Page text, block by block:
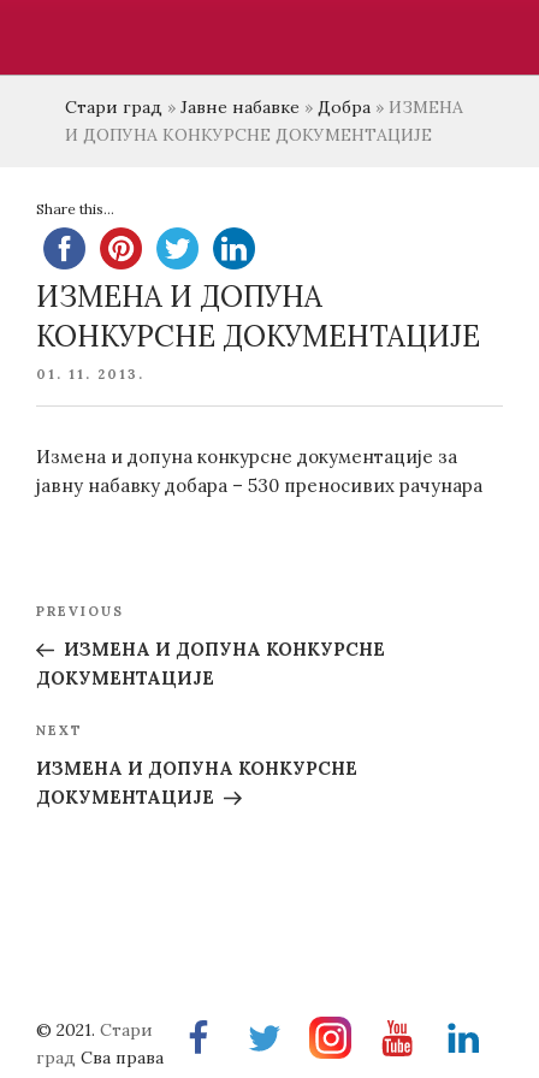
Стари град » Јавне набавке » Добра » ИЗМЕНА
И ДОПУНА КОНКУРСНЕ ДОКУМЕНТАЦИЈЕ
Share this...
ИЗМЕНА И ДОПУНА
КОНКУРСНЕ ДОКУМЕНТАЦИЈЕ
POSTED
01. 11. 2013.
Измена и допуна конкурсне документације за
јавну набавку добара – 530 преносивих рачунара
Previous
Post
PREVIOUS
ИЗМЕНА И ДОПУНА КОНКУРСНЕ
ДОКУМЕНТАЦИЈЕ
Next
Post
NEXT
ИЗМЕНА И ДОПУНА КОНКУРСНЕ
ДОКУМЕНТАЦИЈЕ
FacebookTwitterInstragramYoutubeLinkedin
© 2021. Стари
град Сва права